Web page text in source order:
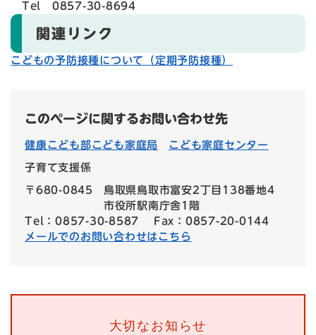
Tel 0857-30-8694
関連リンク
こどもの予防接種について（定期予防接種）
このページに関するお問い合わせ先
健康こども部こども家庭局 こども家庭センター
子育て支援係
〒680-0845
鳥取県鳥取市富安2丁目138番地4
市役所駅南庁舎1階
Tel：0857-30-8587
Fax：0857-20-0144
メールでのお問い合わせはこちら
大切なお知らせ